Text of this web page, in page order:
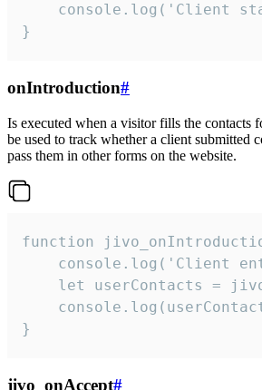
console.log('Client
}
onIntroduction#
Is executed when a visitor fills the contacts
be used to track whether a client submitted
pass them in other forms on the website.
function
console.log('Client
let userContacts =
}
jivo_onAccept#